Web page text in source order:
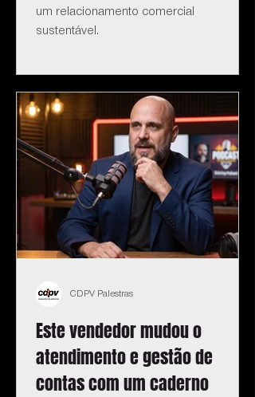
um relacionamento comercial
sustentável.
Este vendedor mudou o
atendimento e gestão de
contas com um caderno
CDPV Palestras